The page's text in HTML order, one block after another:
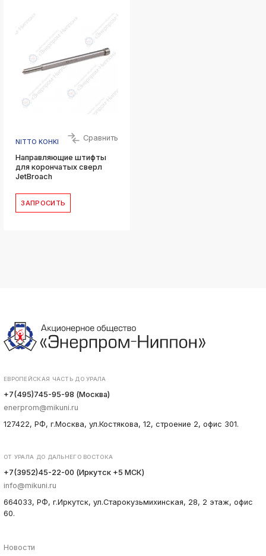
NITTO KOHKI Сравнить
Направляющие штифты
для корончатых сверл
JetBroach
ЗАПРОСИТЬ
ЕВРОПЕЙСКАЯ ЧАСТЬ ДО УРАЛА
+7(495)745-95-98 (Москва)
enerprom@mikuni.ru
127422, РФ, г.Москва, ул.Костякова, 12, строение 2, офис 301.
ОТ УРАЛА ДО ДАЛЬНЕГО ВОСТОКА
+7(3952)45-22-00 (Иркутск +5 МСК)
info@mikuni.ru
664033, РФ, г.Иркутск, ул.Старокузьмихинская, 28, 2 этаж, офис
60.
Новости